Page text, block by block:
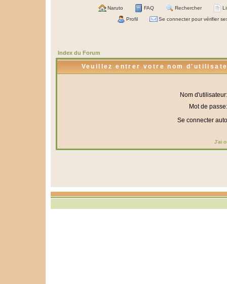
Naruto FAQ Rechercher
Profil Se connecter pour vérifier
Index du Forum
Veuillez entrer votre nom
Nom d'utilisateur:
Mot de passe:
Se connecter
J'ai